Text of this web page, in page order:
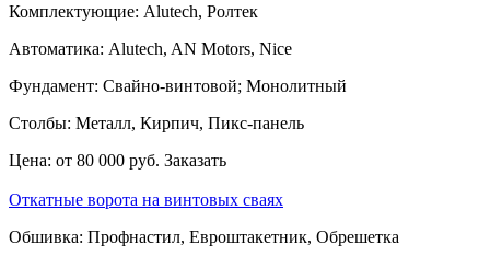
Комплектующие: Alutech, Ролтек
Автоматика: Alutech, AN Motors, Nice
Фундамент: Свайно-винтовой; Монолитный
Столбы: Металл, Кирпич, Пикс-панель
Цена: от 80 000 руб. Заказать
Откатные ворота на винтовых сваях
Обшивка: Профнастил, Евроштакетник, Обрешетка